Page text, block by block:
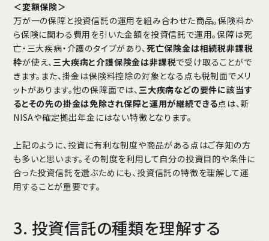
＜変額保険＞
万が一の保障と投資信託の運用を組み合わせた商品。保険料か
ら保険に関わる費用を引いた金額を投資信託で運用。保障は死
亡・三大疾病・介護のタイプがあり、死亡保険金は相続税非課税
枠が使え、三大疾病と介護保険金は非課税で受け取ることがで
きます。また、掛金は保険料控除の対象となる点も税制面でメリ
ットがあります。他の保障面では、三大疾病などの要件に該当す
るとその先の掛金は免除され保障と運用が継続できる点は、新
NISAや確定拠出年金にはない特徴となります。
上記のように、投資に有利な制度や商品がある点はご存知の方
も多いと思います。その制度を利用して自分の投資目的や条件に
合った投資信託を選ぶためにも、投資信託の特徴を理解して運
用することが重要です。
3. 投資信託の種類を理解する